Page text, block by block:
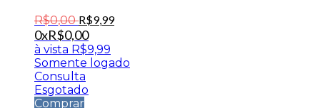
R$0,00 R$9,99
0xR$0,00
à vista R$9,99
Somente logado
Consulta
Esgotado
Comprar